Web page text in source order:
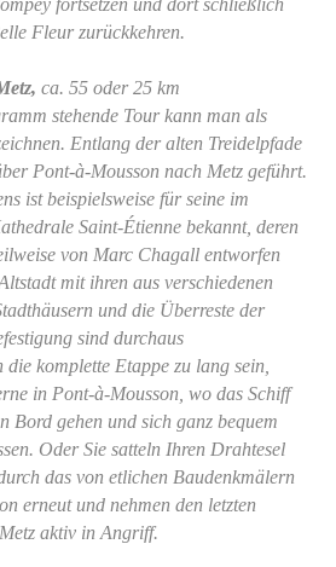
fortsetzen und dort schließlich
Fleur zurückkehren.
ca. 55 oder 25 km
stehende Tour kann man als
Entlang der alten Treidelpfade
Pont-à-Mousson nach Metz geführt.
ist beispielsweise für seine im
Saint-Étienne bekannt, deren
von Marc Chagall entworfen
mit ihren aus verschiedenen
und die Überreste der
sind durchaus
komplette Etappe zu lang sein,
in Pont-à-Mousson, wo das Schiff
Bord gehen und sich ganz bequem
Oder Sie satteln Ihren Drahtesel
das von etlichen Baudenkmälern
erneut und nehmen den letzten
aktiv in Angriff.